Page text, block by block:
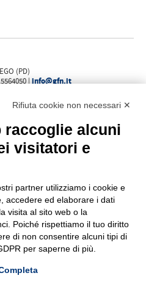
(PD)
| info@gfn.it
Rifiuta cookie non necessari ✕
raccoglie alcuni
visitatori e
partner utilizziamo i cookie e
accedere ed elaborare i dati
visita al sito web o la
Poiché rispettiamo il tuo diritto
di non consentire alcuni tipi di
per saperne di più.